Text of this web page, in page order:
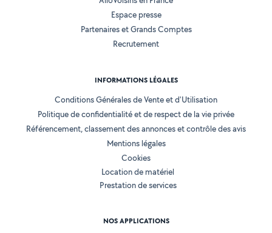
Espace presse
Partenaires et Grands Comptes
Recrutement
INFORMATIONS LÉGALES
Conditions Générales de Vente et d'Utilisation
Politique de confidentialité et de respect de la vie privée
Référencement, classement des annonces et contrôle des avis
Mentions légales
Cookies
Location de matériel
Prestation de services
NOS APPLICATIONS